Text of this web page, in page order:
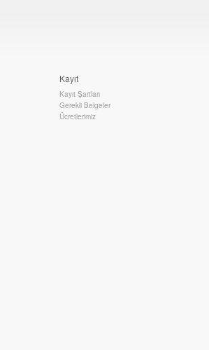
Kayıt
Kayıt Şartları
Gerekli Belgeler
Ücretlerimiz